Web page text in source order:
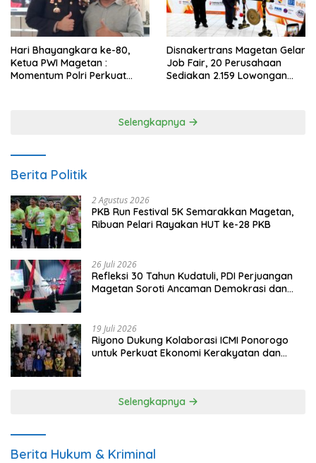
Hari Bhayangkara ke-80,
Ketua PWI Magetan :
Momentum Polri Perkuat
Disnakertrans Magetan Gelar
Job Fair, 20 Perusahaan
Sediakan 2.159 Lowongan
Selengkapnya
Berita Politik
2 Agustus 2026
PKB Run Festival 5K Semarakkan Magetan,
Ribuan Pelari Rayakan HUT ke-28 PKB
26 Juli 2026
Refleksi 30 Tahun Kudatuli, PDI Perjuangan
Magetan Soroti Ancaman Demokrasi dan
19 Juli 2026
Riyono Dukung Kolaborasi ICMI Ponorogo
untuk Perkuat Ekonomi Kerakyatan dan
Selengkapnya
Berita Hukum & Kriminal